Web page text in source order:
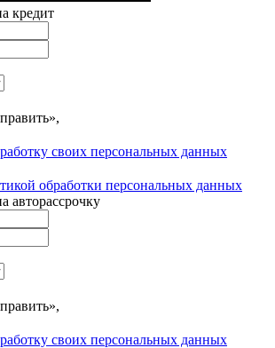
кредит
своих персональных данных
обработки персональных данных
авторассрочку
своих персональных данных